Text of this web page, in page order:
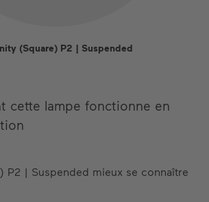
(Square) P2 | Suspended
cette lampe fonctionne en
P2 | Suspended mieux se connaître